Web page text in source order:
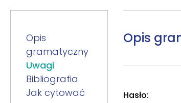
Opis
gramatyczny
Uwagi
Bibliografia
Jak cytować
Opis
Hasło: